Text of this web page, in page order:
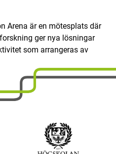
Arena är en mötesplats där
ger nya lösningar
som arrangeras av